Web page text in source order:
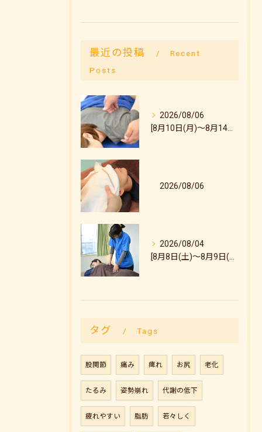
最近の投稿
Recent
Posts
2026/08/06
2026/08/06
2026/08/04
タグ Tags
股関節 痛み 痺れ お尻 老化
たるみ 姿勢崩れ 代謝の低下
疲れやすい 脂肪 若々しく